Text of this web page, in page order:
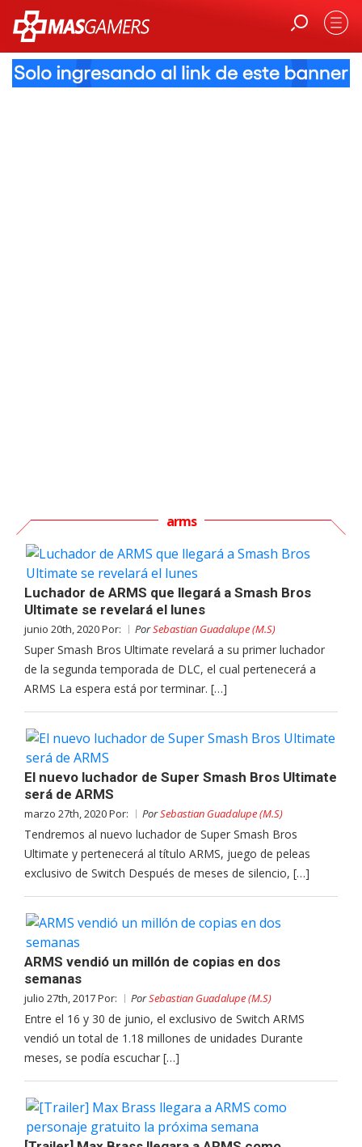
arms
Luchador de ARMS que llegará a Smash Bros
Ultimate se revelará el lunes
junio 20th, 2020 Por: PorSebastian Guadalupe (M.S)
Super Smash Bros Ultimate revelará a su primer luchador
de la segunda temporada de DLC, el cual pertenecerá a
ARMS La espera está por terminar. […]
El nuevo luchador de Super Smash Bros Ultimate
será de ARMS
marzo 27th, 2020 Por: PorSebastian Guadalupe (M.S)
Tendremos al nuevo luchador de Super Smash Bros
Ultimate y pertenecerá al título ARMS, juego de peleas
exclusivo de Switch Después de meses de silencio, […]
ARMS vendió un millón de copias en dos
semanas
julio 27th, 2017 Por: PorSebastian Guadalupe (M.S)
Entre el 16 y 30 de junio, el exclusivo de Switch ARMS
vendió un total de 1.18 millones de unidades Durante
meses, se podía escuchar […]